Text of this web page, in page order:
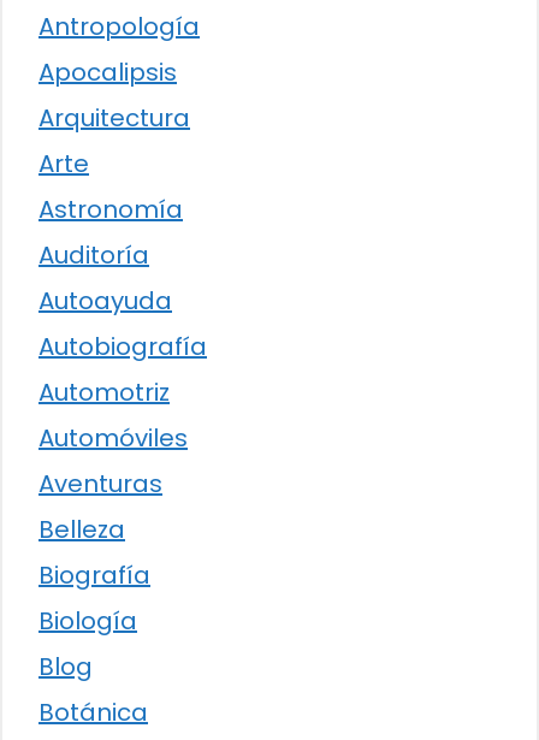
Antropología
Apocalipsis
Arquitectura
Arte
Astronomía
Auditoría
Autoayuda
Autobiografía
Automotriz
Automóviles
Aventuras
Belleza
Biografía
Biología
Blog
Botánica